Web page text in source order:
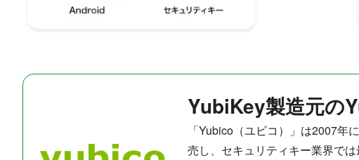
YubiKey製造元の
「Yubico（ユビコ）」は2007
売し、セキュリティキー業界で